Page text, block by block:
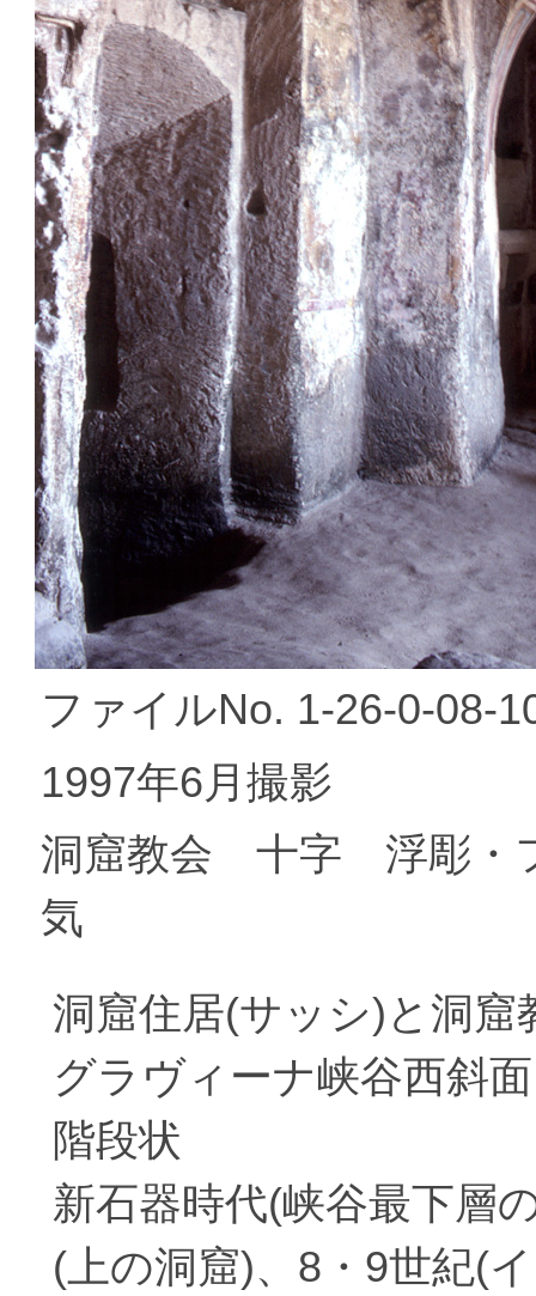
ファイルNo. 1-26-0-08-
1997年6月撮影
洞窟教会 十字 浮彫・
気
洞窟住居(サッシ)と洞窟
グラヴィーナ峡谷西斜面
階段状
新石器時代(峡谷最下層
(上の洞窟)、8・9世紀(